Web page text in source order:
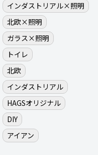
インダストリアル×照明
北欧×照明
ガラス×照明
トイレ
北欧
インダストリアル
HAGSオリジナル
DIY
アイアン